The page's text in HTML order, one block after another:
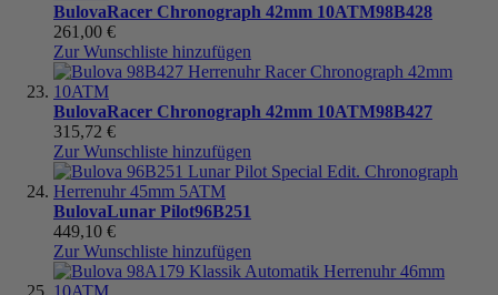
BulovaRacer Chronograph 42mm 10ATM98B428
261,00 €
Zur Wunschliste hinzufügen
BulovaRacer Chronograph 42mm 10ATM98B427
315,72 €
Zur Wunschliste hinzufügen
BulovaLunar Pilot96B251
449,10 €
Zur Wunschliste hinzufügen